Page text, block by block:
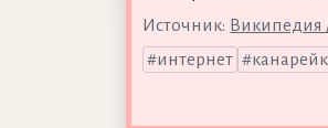
Источник: Википедия
интернет